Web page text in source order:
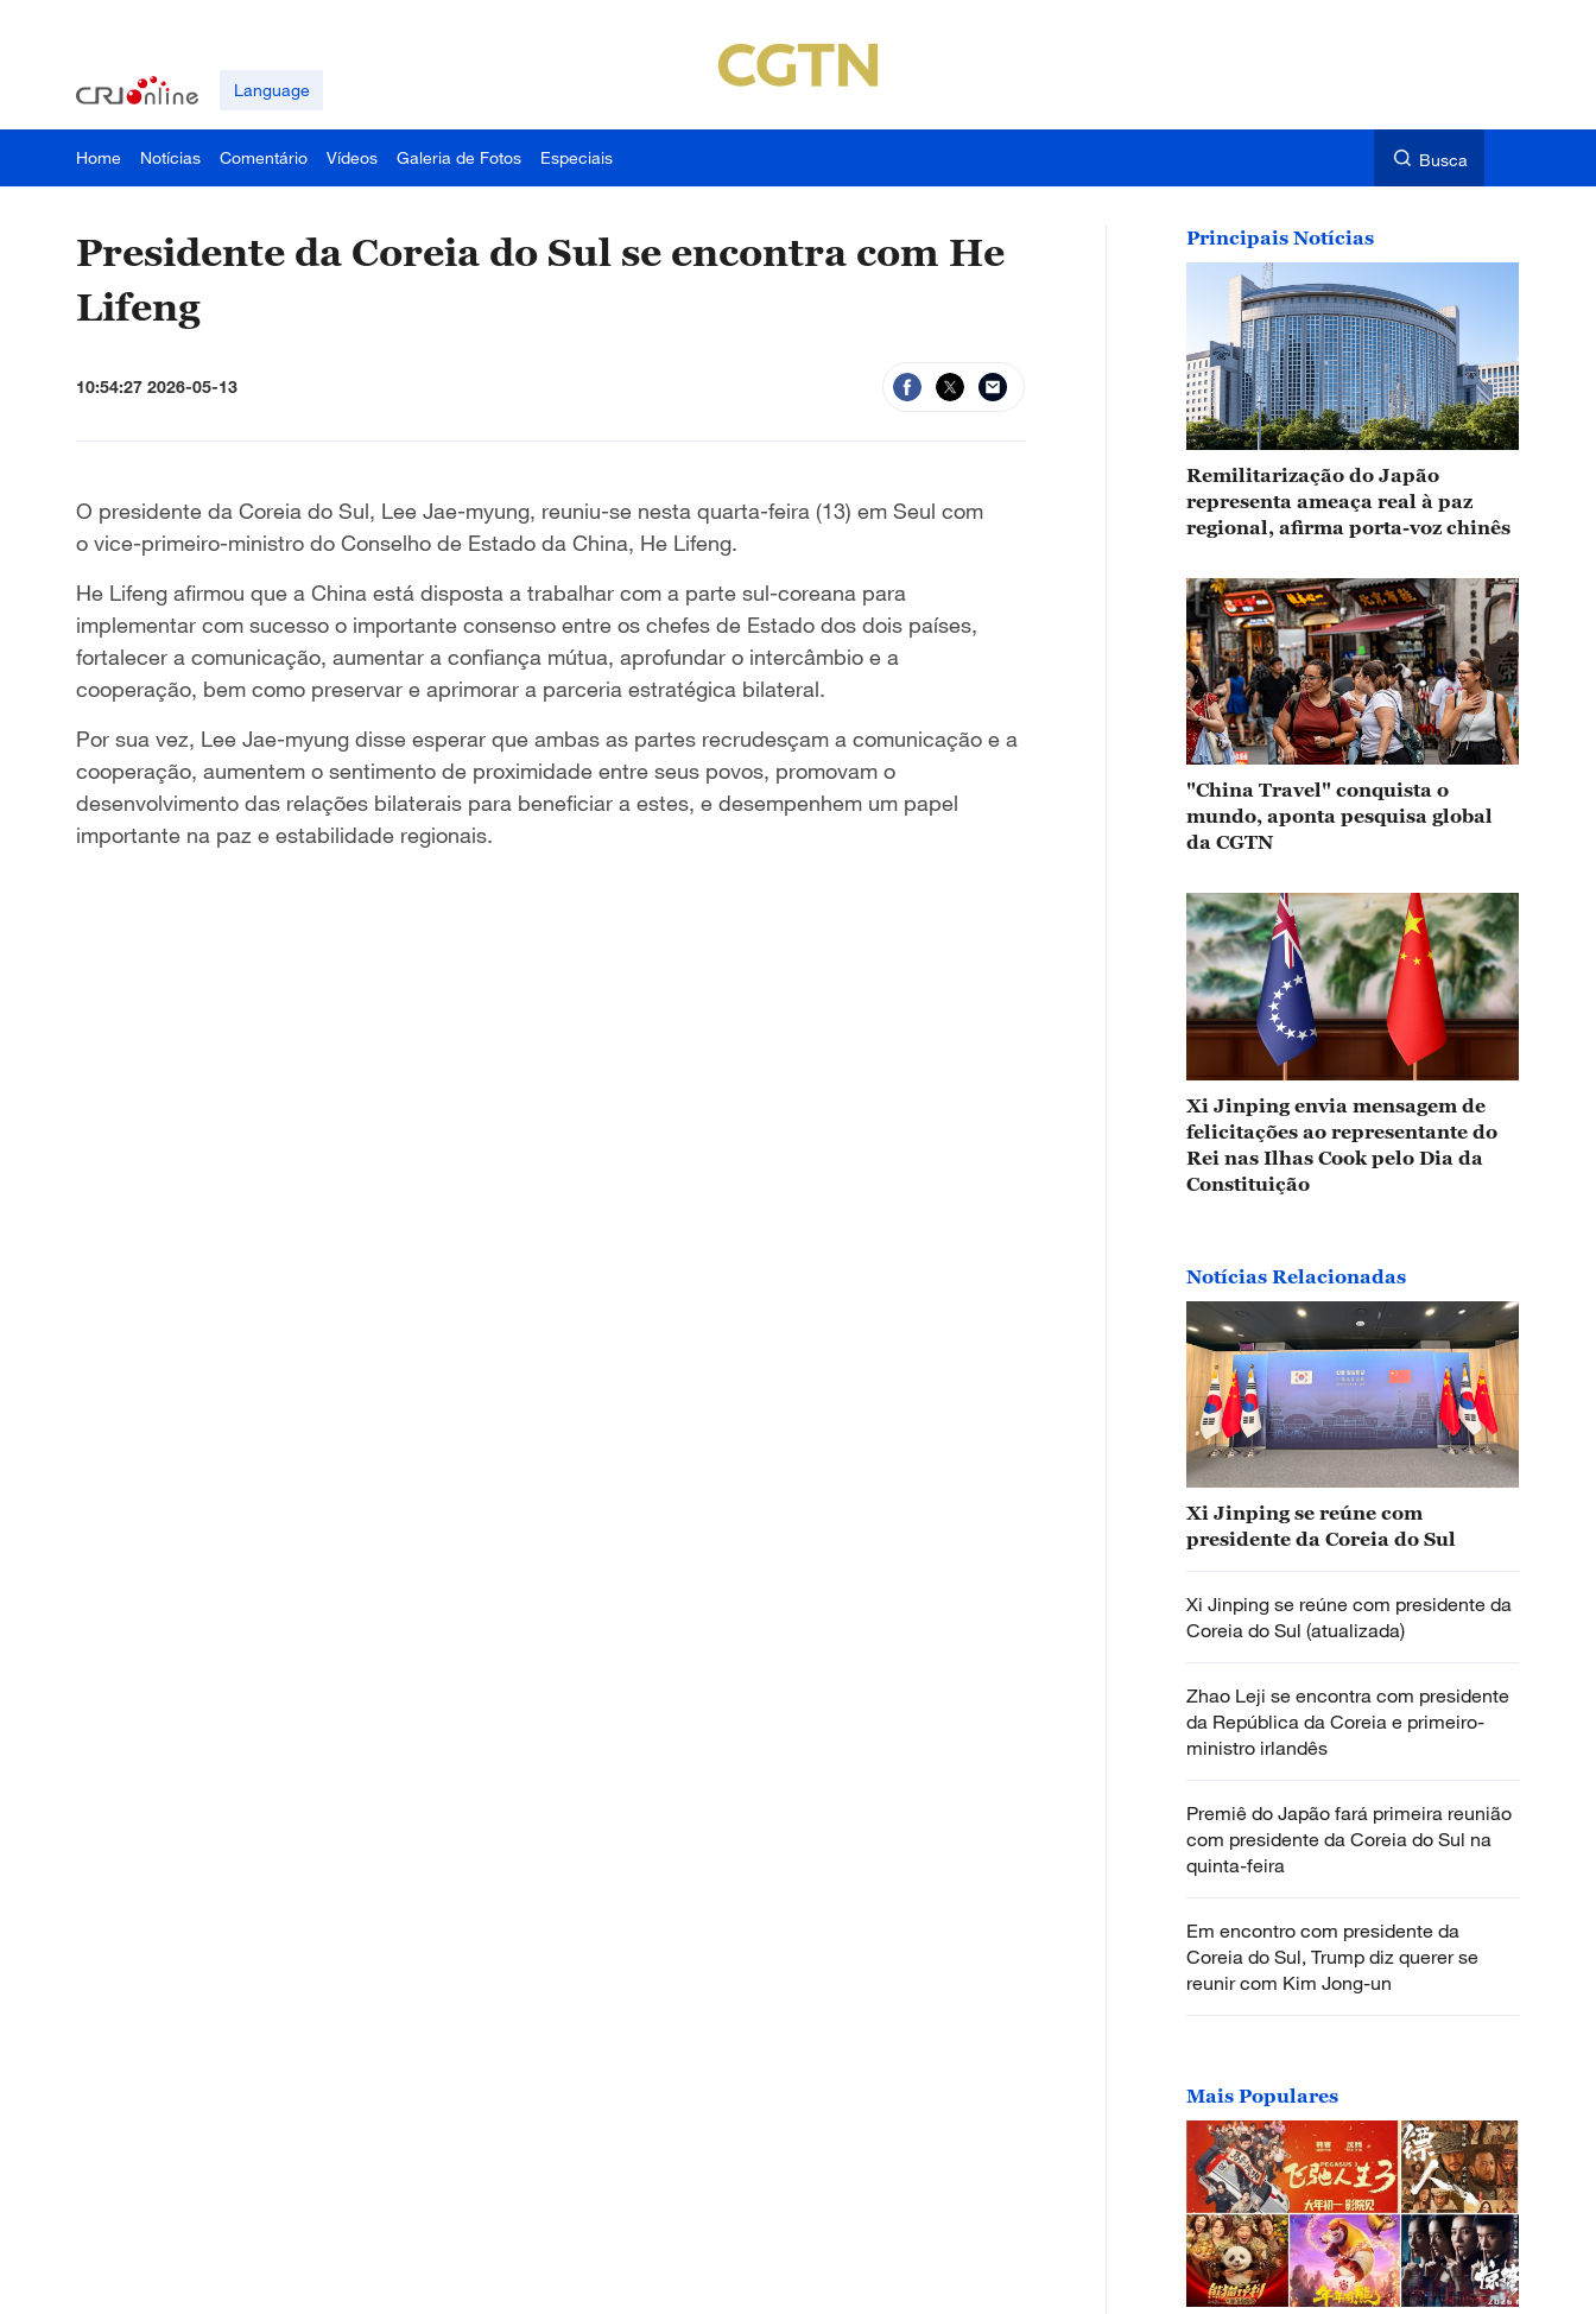
Language
Home Notícias Comentário Vídeos Galeria de Fotos Especiais Busca
Presidente da Coreia do Sul se encontra com He
Lifeng
10:54:27 2026-05-13
O presidente da Coreia do Sul, Lee Jae-myung, reuniu-se nesta quarta-feira (13) em Seul com
o vice-primeiro-ministro do Conselho de Estado da China, He Lifeng.
He Lifeng afirmou que a China está disposta a trabalhar com a parte sul-coreana para
implementar com sucesso o importante consenso entre os chefes de Estado dos dois países,
fortalecer a comunicação, aumentar a confiança mútua, aprofundar o intercâmbio e a
cooperação, bem como preservar e aprimorar a parceria estratégica bilateral.
Por sua vez, Lee Jae-myung disse esperar que ambas as partes recrudesçam a comunicação e a
cooperação, aumentem o sentimento de proximidade entre seus povos, promovam o
desenvolvimento das relações bilaterais para beneficiar a estes, e desempenhem um papel
importante na paz e estabilidade regionais.
Principais Notícias
Remilitarização do Japão
representa ameaça real à paz
regional, afirma porta-voz chinês
"China Travel" conquista o
mundo, aponta pesquisa global
da CGTN
Xi Jinping envia mensagem de
felicitações ao representante do
Rei nas Ilhas Cook pelo Dia da
Constituição
Notícias Relacionadas
Xi Jinping se reúne com
presidente da Coreia do Sul
Xi Jinping se reúne com presidente da
Coreia do Sul (atualizada)
Zhao Leji se encontra com presidente
da República da Coreia e primeiro-
ministro irlandês
Premiê do Japão fará primeira reunião
com presidente da Coreia do Sul na
quinta-feira
Em encontro com presidente da
Coreia do Sul, Trump diz querer se
reunir com Kim Jong-un
Mais Populares